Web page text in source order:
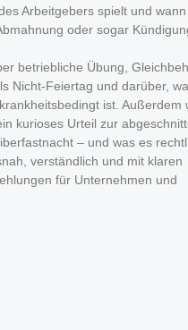
Arbeitgebers spielt und
oder sogar
betriebliche Übung,
Nicht-Feiertag und darüber,
ist. Außerdem
kurioses Urteil zur
– und was es
verständlich und mit klaren
für Unternehmen und